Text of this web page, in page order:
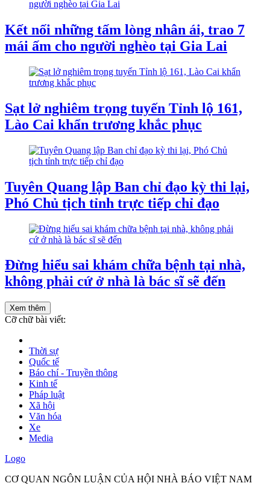
Kết nối những tấm lòng nhân ái, trao 7
mái ấm cho người nghèo tại Gia Lai
Sạt lở nghiêm trọng tuyến Tỉnh lộ 161,
Lào Cai khẩn trương khắc phục
Tuyên Quang lập Ban chỉ đạo kỳ thi lại,
Phó Chủ tịch tỉnh trực tiếp chỉ đạo
Đừng hiểu sai khám chữa bệnh tại nhà,
không phải cứ ở nhà là bác sĩ sẽ đến
Xem thêm
Cỡ chữ bài viết:
Thời sự
Quốc tế
Báo chí - Truyền thông
Kinh tế
Pháp luật
Xã hội
Văn hóa
Xe
Media
Logo
CƠ QUAN NGÔN LUẬN CỦA HỘI NHÀ BÁO VIỆT NAM